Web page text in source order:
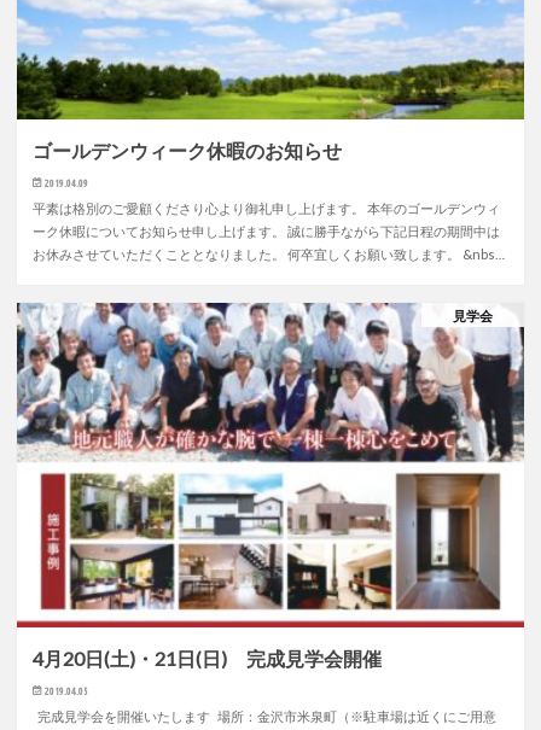
ゴールデンウィーク休暇のお知らせ
2019.04.09
平素は格別のご愛顧くださり心より御礼申し上げます。 本年のゴールデンウィ
ーク休暇についてお知らせ申し上げます。 誠に勝手ながら下記日程の期間中は
お休みさせていただくこととなりました。 何卒宜しくお願い致します。 &nbs…
見学会
4月20日(土)・21日(日) 完成見学会開催
2019.04.05
完成見学会を開催いたします 場所：金沢市米泉町（※駐車場は近くにご用意